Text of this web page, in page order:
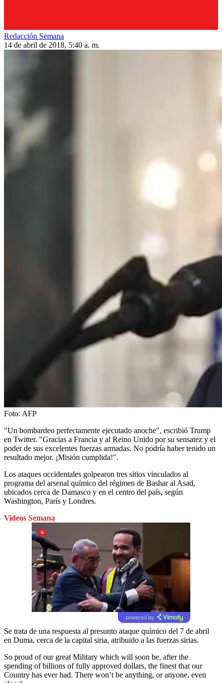
Redacción Semana
14 de abril de 2018, 5:40 a. m.
Foto: AFP
"Un bombardeo perfectamente ejecutado anoche", escribió Trump
en Twitter. "Gracias a Francia y al Reino Unido por su sensatez y el
poder de sus excelentes fuerzas armadas. No podría haber tenido un
resultado mejor. ¡Misión cumplida!".
Los ataques occidentales golpearon tres sitios vinculados al
programa del arsenal químico del régimen de Bashar al Asad,
ubicados cerca de Damasco y en el centro del país, según
Washington, París y Londres.
Videos Semana
powered by
Se trata de una respuesta al presunto ataque químico del 7 de abril
en Duma, cerca de la capital siria, atribuido a las fuerzas sirias.
So proud of our great Military which will soon be, after the
spending of billions of fully approved dollars, the finest that our
Country has ever had. There won’t be anything, or anyone, even